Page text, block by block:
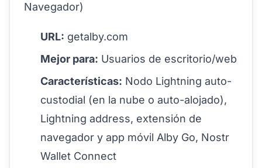
Navegador)
URL: getalby.com
Mejor para: Usuarios de escritorio/web
Características: Nodo Lightning auto-
custodial (en la nube o auto-alojado),
Lightning address, extensión de
navegador y app móvil Alby Go, Nostr
Wallet Connect